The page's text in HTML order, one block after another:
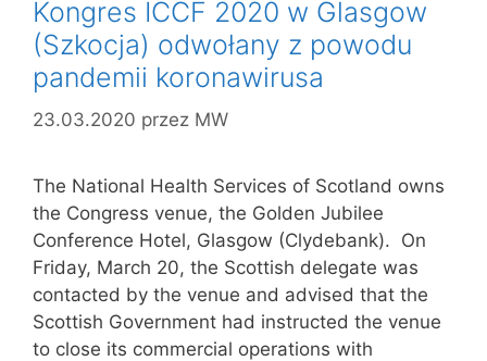
Kongres ICCF 2020 w Glasgow
(Szkocja) odwołany z powodu
pandemii koronawirusa
23.03.2020 przez MW
The National Health Services of Scotland owns
the Congress venue, the Golden Jubilee
Conference Hotel, Glasgow (Clydebank). On
Friday, March 20, the Scottish delegate was
contacted by the venue and advised that the
Scottish Government had instructed the venue
to close its commercial operations with